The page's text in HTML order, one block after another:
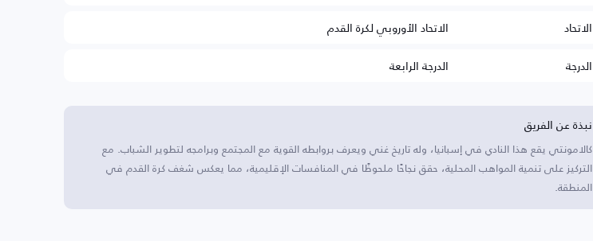
الاتحاد
الاتحاد الأوروبي لكرة القدم
الدرجة
الدرجة الرابعة
نبذة عن الفريق
كالامونتي يقع هذا النادي في إسبانيا، وله تاريخ غني ويعرف بروابطه القوية مع المجتمع وبرامجه لتطوير الشباب. مع
التركيز على تنمية المواهب المحلية، حقق نجاحًا ملحوظًا في المنافسات الإقليمية، مما يعكس شغف كرة القدم في
المنطقة.